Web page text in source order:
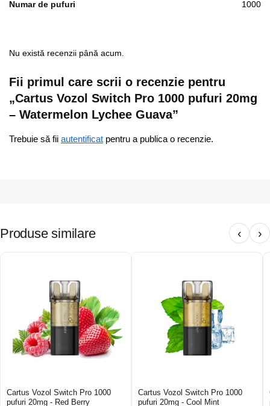
Numar de pufuri 1000
Nu există recenzii până acum.
Fii primul care scrii o recenzie pentru
„Cartus Vozol Switch Pro 1000 pufuri 20mg
– Watermelon Lychee Guava”
Trebuie să fii autentificat pentru a publica o recenzie.
Produse similare ‹ ›
Cartus Vozol Switch Pro 1000
pufuri 20mg - Red Berry
Cartus Vozol Switch Pro 1000
pufuri 20mg - Cool Mint